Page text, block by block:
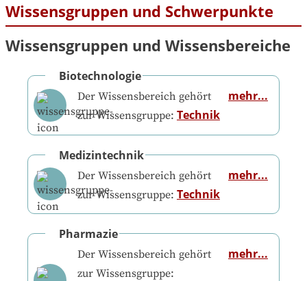
Wissensgruppen und Schwerpunkte
Wissensgruppen und Wissensbereiche
Biotechnologie
Der Wissensbereich gehört
zur Wissensgruppe: Technik
mehr...
Medizintechnik
Der Wissensbereich gehört
zur Wissensgruppe: Technik
mehr...
Pharmazie
Der Wissensbereich gehört
zur Wissensgruppe:
mehr...